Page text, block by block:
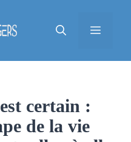
Menu
certain :
de la vie